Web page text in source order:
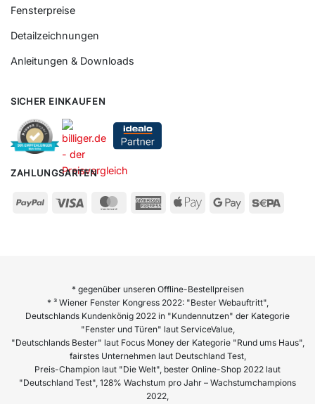
Fensterpreise
Detailzeichnungen
Anleitungen & Downloads
SICHER EINKAUFEN
ZAHLUNGSARTEN
* gegenüber unseren Offline-Bestellpreisen
* ³ Wiener Fenster Kongress 2022: "Bester Webauftritt",
Deutschlands Kundenkönig 2022 in "Kundennutzen" der Kategorie
"Fenster und Türen" laut ServiceValue,
"Deutschlands Bester" laut Focus Money der Kategorie "Rund ums Haus",
fairstes Unternehmen laut Deutschland Test,
Preis-Champion laut "Die Welt", bester Online-Shop 2022 laut
"Deutschland Test", 128% Wachstum pro Jahr – Wachstumchampions
2022,